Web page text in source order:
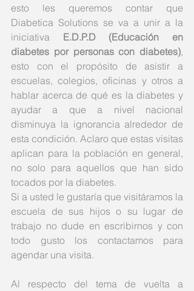
esto les queremos contar que
Diabetica Solutions se va a unir a la
iniciativa E.D.P.D (Educación en
diabetes por personas con diabetes),
esto con el propósito de asistir a
escuelas, colegios, oficinas y otros a
hablar acerca de qué es la diabetes y
ayudar a que a nivel nacional
disminuya la ignorancia alrededor de
esta condición. Aclaro que estas visitas
aplican para la población en general,
no solo para aquellos que han sido
tocados por la diabetes.
Si a usted le gustaría que visitáramos la
escuela de sus hijos o su lugar de
trabajo no dude en escribirnos y con
todo gusto los contactamos para
agendar una visita.
Al respecto del tema de vuelta a